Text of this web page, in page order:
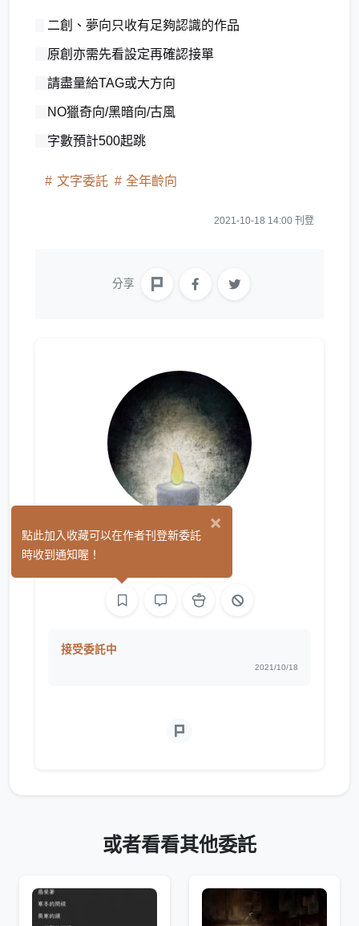
二創、夢向只收有足夠認識的作品
原創亦需先看設定再確認接單
請盡量給TAG或大方向
NO獵奇向/黑暗向/古風
字數預計500起跳
文字委託 全年齡向
2021-10-18 14:00 刊登
分享
岸谷斯羅
接受委託中
2021/10/18
或者看看其他委託
×
點此加入收藏可以在作者刊登新委託
時收到通知喔！